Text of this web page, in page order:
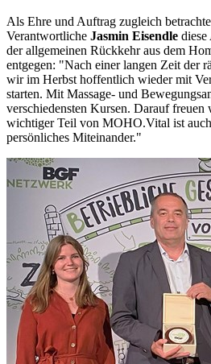
Als Ehre und Auftrag zugleich
Verantwortliche Jasmin Eisendle
der allgemeinen Rückkehr aus dem
entgegen: "Nach einer langen Zeit der
wir im Herbst hoffentlich wieder mit
starten. Mit Massage- und
verschiedensten Kursen. Darauf freuen
wichtiger Teil von MOHO.Vital ist
persönliches Miteinander."